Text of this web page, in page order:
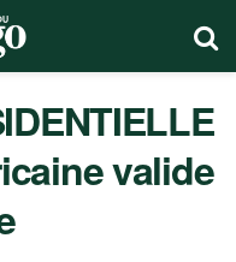
valide